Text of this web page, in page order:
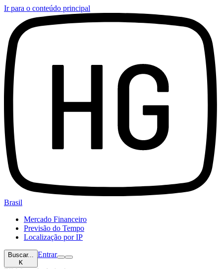
Ir para o conteúdo principal
Brasil
Mercado Financeiro
Previsão do Tempo
Localização por IP
Buscar...
K
Entrar